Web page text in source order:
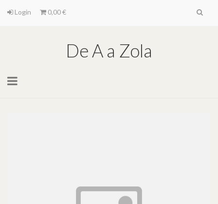
Login 0,00 €
De A a Zola
Toggle